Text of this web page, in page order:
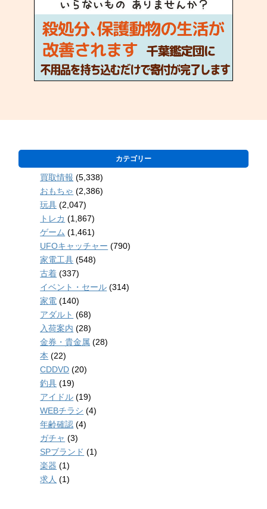
カテゴリー
買取情報 (5,338)
おもちゃ (2,386)
玩具 (2,047)
トレカ (1,867)
ゲーム (1,461)
UFOキャッチャー (790)
家電工具 (548)
古着 (337)
イベント・セール (314)
家電 (140)
アダルト (68)
入荷案内 (28)
金券・貴金属 (28)
本 (22)
CDDVD (20)
釣具 (19)
アイドル (19)
WEBチラシ (4)
年齢確認 (4)
ガチャ (3)
SPブランド (1)
楽器 (1)
求人 (1)